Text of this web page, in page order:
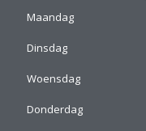
Maandag
Dinsdag
Woensdag
Donderdag